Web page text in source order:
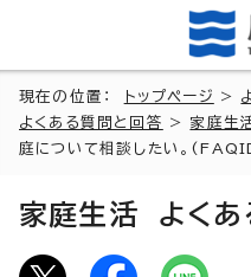
現在の位置： トップページ >
よくある質問と回答
> 家庭生
庭について相談したい。
家庭生活 よくあ